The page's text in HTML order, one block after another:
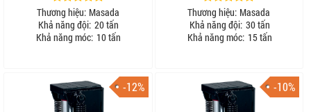
Thương hiệu: Masada
Khả năng đội: 20 tấn
Khả năng móc: 10 tấn
Thương hiệu: Masada
Khả năng đội: 30 tấn
Khả năng móc: 15 tấn
-12% -10%